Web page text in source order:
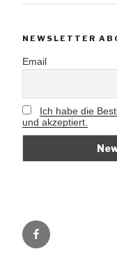
NEWSLETTER
Email
Ich habe die
und akzeptiert.
Vorbei
e.V.